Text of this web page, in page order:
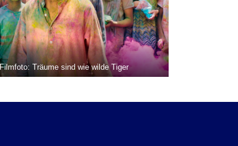
Filmfoto: Träume sind wie wilde Tiger